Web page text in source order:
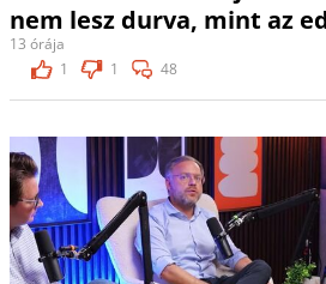
nem lesz durva, mint az
13 órája
1
1 48